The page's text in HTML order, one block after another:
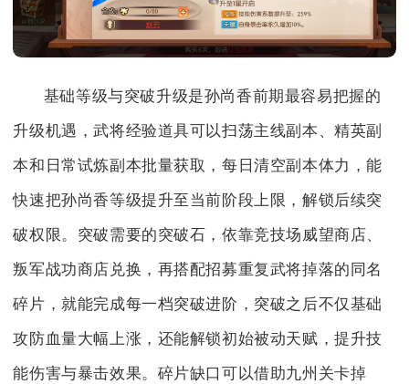
基础等级与突破升级是孙尚香前期最容易把握的
升级机遇，武将经验道具可以扫荡主线副本、精英副
本和日常试炼副本批量获取，每日清空副本体力，能
快速把孙尚香等级提升至当前阶段上限，解锁后续突
破权限。突破需要的突破石，依靠竞技场威望商店、
叛军战功商店兑换，再搭配招募重复武将掉落的同名
碎片，就能完成每一档突破进阶，突破之后不仅基础
攻防血量大幅上涨，还能解锁初始被动天赋，提升技
能伤害与暴击效果。碎片缺口可以借助九州关卡掉